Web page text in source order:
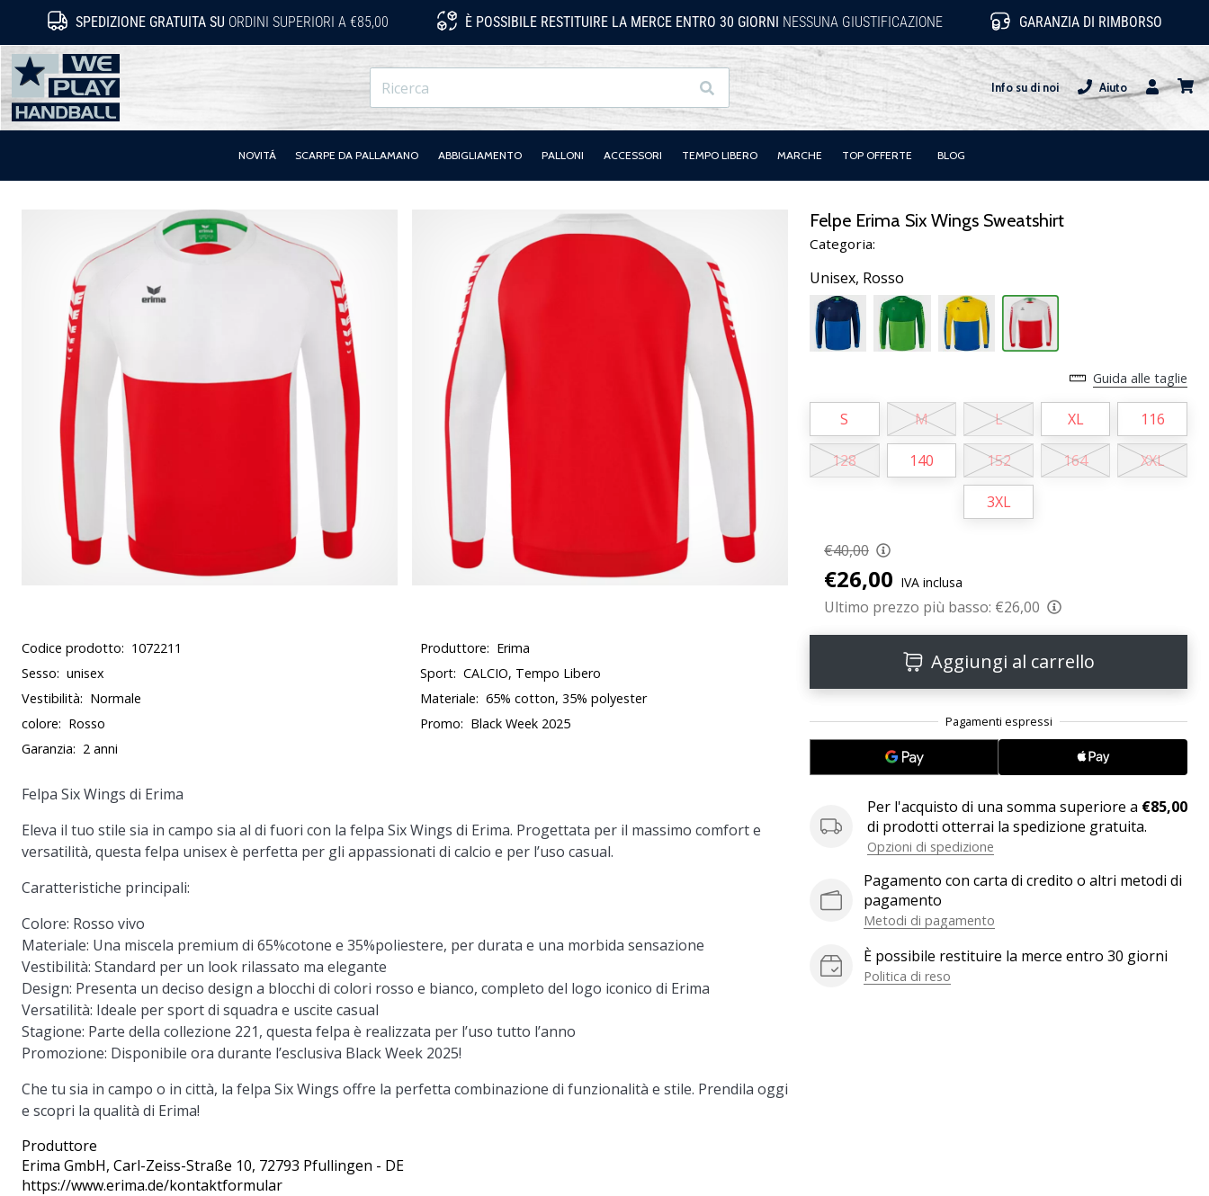
SPEDIZIONE GRATUITA SU ORDINI SUPERIORI A €85,00 È POSSIBILE RESTITUIRE LA MERCE ENTRO 30 GIORNI NESSUNA GIUSTIFICAZIONE GARANZIA DI RIMBORSO
WePlayHandball.it
Ricerca Info su di noi
Aiuto
Utente
NOVITÁ SCARPE DA PALLAMANO ABBIGLIAMENTO PALLONI ACCESSORI TEMPO LIBERO MARCHE TOP OFFERTE BLOG
Felpe Erima Six Wings Sweatshirt
Categoria:
Unisex, Rosso
Guida alle taglie
S M L XL 116
128 140 152 164 XXL
3XL
€40,00
€26,00 IVA inclusa
Ultimo prezzo più basso: €26,00
Aggiungi al carrello
Per l'acquisto di una somma superiore a €85,00
di prodotti otterrai la spedizione gratuita.
Opzioni di spedizione
Pagamento con carta di credito o altri metodi di
pagamento
Metodi di pagamento
È possibile restituire la merce entro 30 giorni
Politica di reso
Codice prodotto: 1072211 Produttore: Erima
Sesso: unisex Sport: CALCIO, Tempo Libero
Vestibilità: Normale Materiale: 65% cotton, 35% polyester
colore: Rosso Promo: Black Week 2025
Garanzia: 2 anni
Felpa Six Wings di Erima
Eleva il tuo stile sia in campo sia al di fuori con la felpa Six Wings di Erima. Progettata per il massimo comfort e
versatilità, questa felpa unisex è perfetta per gli appassionati di calcio e per l’uso casual.
Caratteristiche principali:
Colore: Rosso vivo
Materiale: Una miscela premium di 65%cotone e 35%poliestere, per durata e una morbida sensazione
Vestibilità: Standard per un look rilassato ma elegante
Design: Presenta un deciso design a blocchi di colori rosso e bianco, completo del logo iconico di Erima
Versatilità: Ideale per sport di squadra e uscite casual
Stagione: Parte della collezione 221, questa felpa è realizzata per l’uso tutto l’anno
Promozione: Disponibile ora durante l’esclusiva Black Week 2025!
Che tu sia in campo o in città, la felpa Six Wings offre la perfetta combinazione di funzionalità e stile. Prendila oggi
e scopri la qualità di Erima!
Produttore
Erima GmbH, Carl-Zeiss-Straße 10, 72793 Pfullingen - DE
https://www.erima.de/kontaktformular